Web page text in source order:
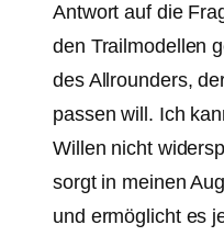
Antwort auf die
den Trailmodellen
des Allrounders,
passen will. Ich
Willen nicht
sorgt in meinen
und ermöglicht es